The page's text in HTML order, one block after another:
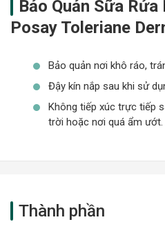
Bảo Quản Sữa Rửa
Posay Toleriane
Bảo quản nơi khô ráo,
Đậy kín nắp sau khi sử
Không tiếp xúc trực tiếp
trời hoặc nơi quá ẩm ướt.
Thành phần